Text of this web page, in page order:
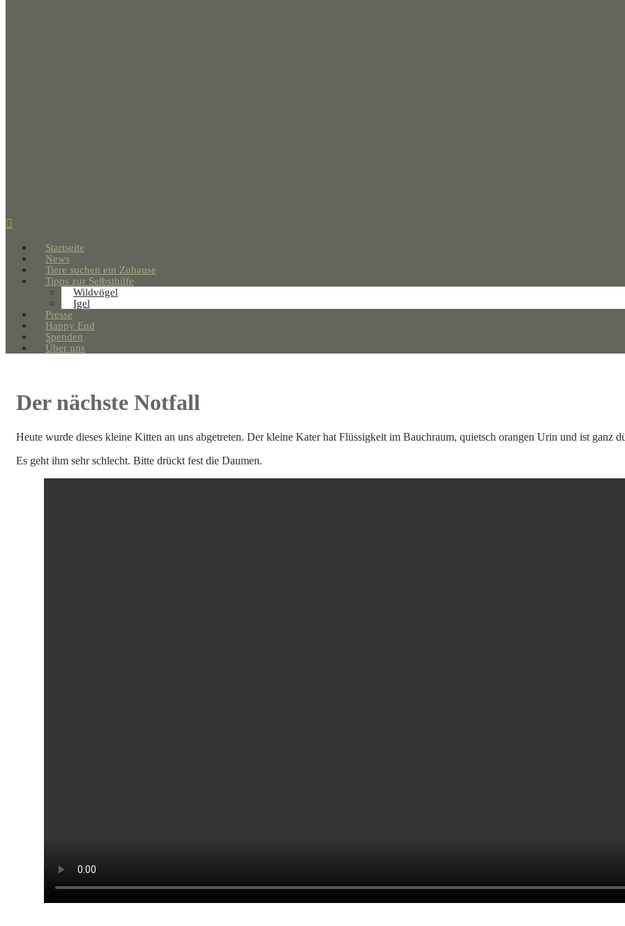
Startseite
News
Tiere suchen ein Zuhause
Tipps zur Selbsthilfe
Wildvögel
Igel
Presse
Happy End
Spenden
Über uns
Der nächste Notfall
Heute wurde dieses kleine Kitten an uns abgetreten. Der kleine Kater hat Flüssigkeit im Bauchraum, quietsch orangen Urin und ist ganz
Es geht ihm sehr schlecht. Bitte drückt fest die Daumen.